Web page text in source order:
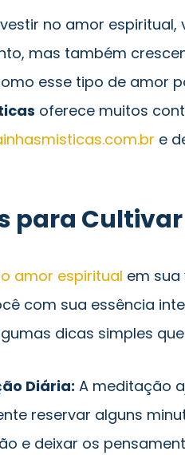
no amor
mas também
esse tipo de amor
oferece muitos
e
para
amor espiritual em
com sua essência
dicas simples
Diária: A meditação
reservar alguns
e deixar os